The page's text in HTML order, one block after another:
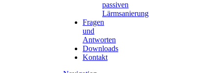
passiven
Lärmsanierung
Fragen
und
Antworten
Downloads
Kontakt